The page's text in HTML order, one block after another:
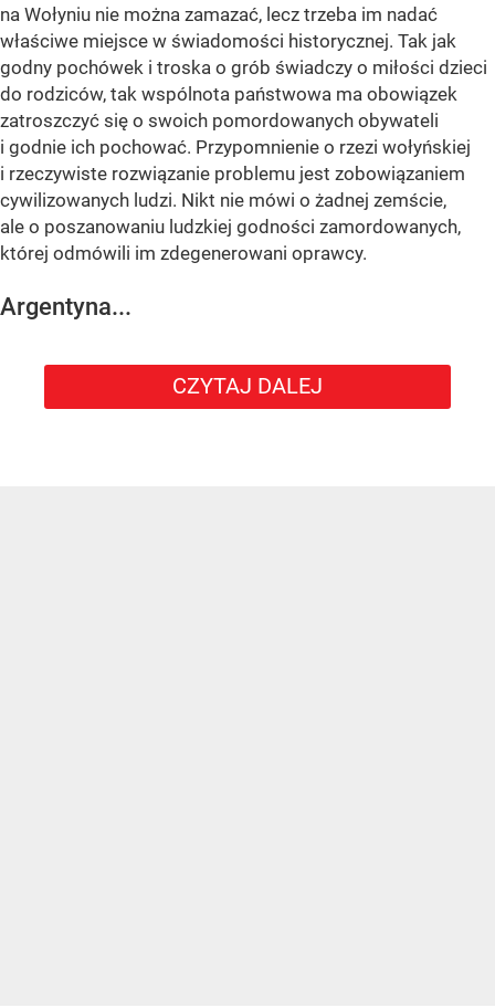
na Wołyniu nie można zamazać, lecz trzeba im nadać
właściwe miejsce w świadomości historycznej. Tak jak
godny pochówek i troska o grób świadczy o miłości dzieci
do rodziców, tak wspólnota państwowa ma obowiązek
zatroszczyć się o swoich pomordowanych obywateli
i godnie ich pochować. Przypomnienie o rzezi wołyńskiej
i rzeczywiste rozwiązanie problemu jest zobowiązaniem
cywilizowanych ludzi. Nikt nie mówi o żadnej zemście,
ale o poszanowaniu ludzkiej godności zamordowanych,
której odmówili im zdegenerowani oprawcy.
Argentyna...
CZYTAJ DALEJ